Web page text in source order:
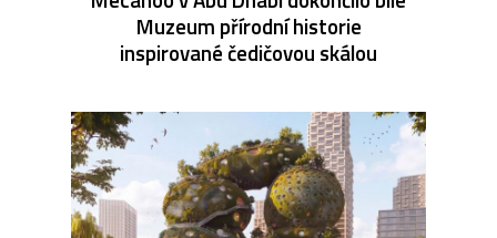
Muzeum přírodní historie
inspirované čedičovou skálou